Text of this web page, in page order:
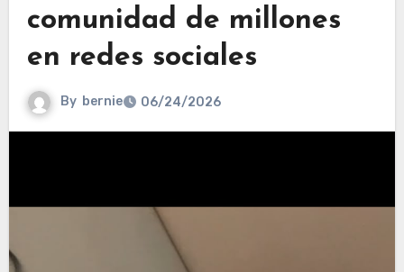
comunidad de millones
en redes sociales
By bernie 06/24/2026